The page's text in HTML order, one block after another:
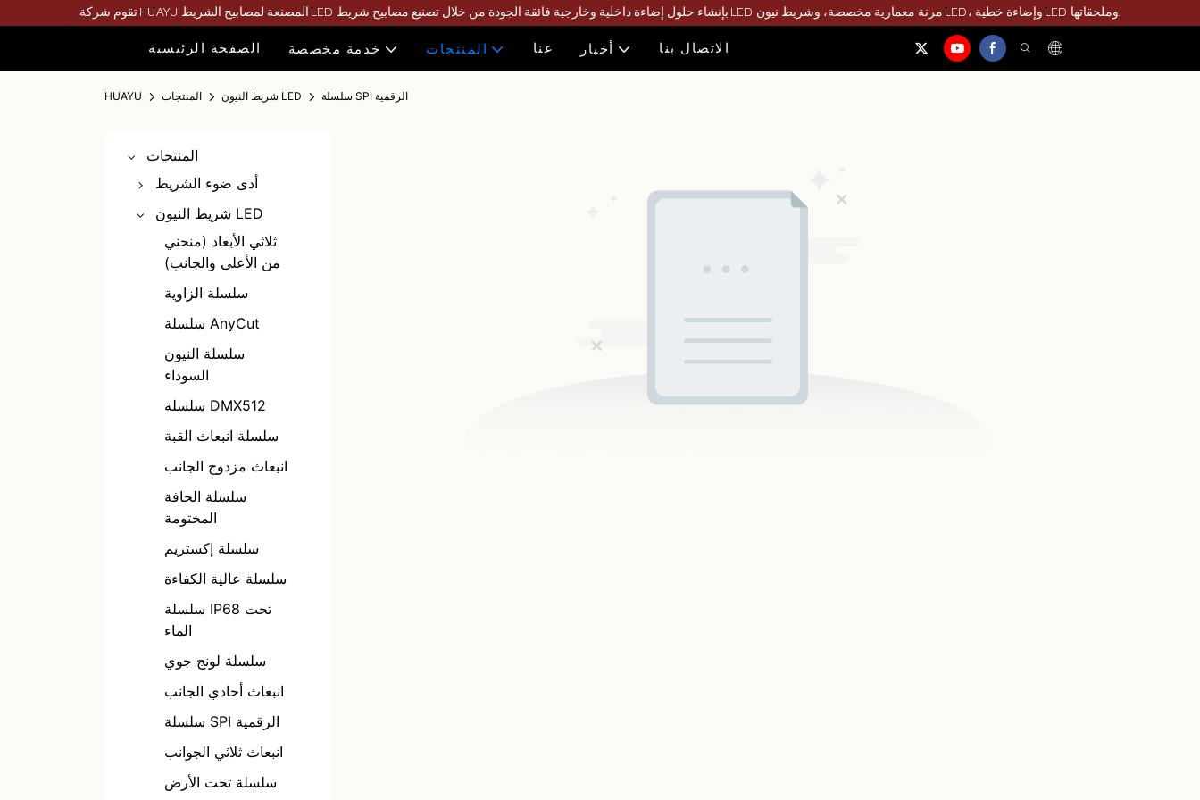
تقوم شركة HUAYU المصنعة لمصابيح الشريط LED بإنشاء حلول إضاءة داخلية وخارجية فائقة الجودة من خلال تصنيع مصابيح شريط LED مرنة معمارية مخصصة، وشريط نيون LED، وإضاءة خطية LED وملحقاتها.
الصفحة الرئيسية خدمة مخصصة المنتجات عنا أخبار الاتصال بنا
HUAYU المنتجات شريط النيون LED سلسلة SPI الرقمية
المنتجات
أدى ضوء الشريط
قطاع بقيادة لون واحد
شريط LED مزدوج
اللون
شريط ليد
RGB/RGBWW
قطاع بقيادة كوب
قطاع بقيادة موجة
خاصة
شريط LED عالي
الكفاءة
شريط ليد طويل
الوصلة
شريط قيادة
DMX512
شريط النيون LED
ثلاثي الأبعاد (منحني
من الأعلى والجانب)
سلسلة الزاوية
سلسلة AnyCut
سلسلة النيون
السوداء
سلسلة DMX512
سلسلة انبعاث القبة
انبعاث مزدوج الجانب
سلسلة الحافة
المختومة
سلسلة إكستريم
سلسلة عالية الكفاءة
سلسلة IP68 تحت
الماء
سلسلة لونج جوي
انبعاث أحادي الجانب
سلسلة SPI الرقمية
انبعاث ثلاثي الجوانب
سلسلة تحت الأرض